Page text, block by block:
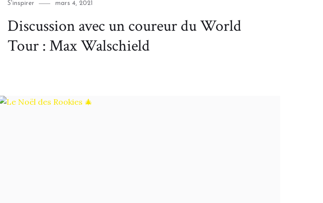
Category
S'inspirer
Posted
mars 4, 2021
Discussion avec un coureur du World
Tour : Max Walschield